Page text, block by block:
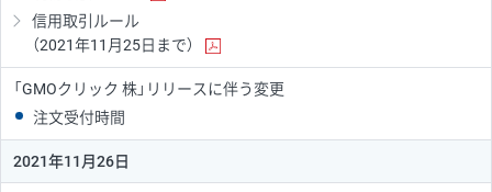
信用取引ルール
（2021年11月25日まで）
「GMOクリック 株」リリースに伴う変更
注文受付時間
2021年11月26日